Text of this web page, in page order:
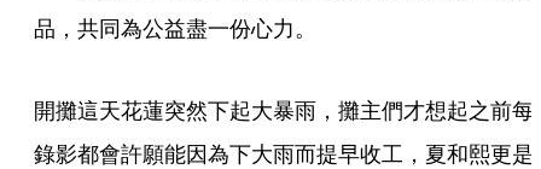
品，共同為公益盡一份心力。
開攤這天花蓮突然下起大暴雨，攤主們才想起之前每
錄影都會許願能因為下大雨而提早收工，夏和熙更是